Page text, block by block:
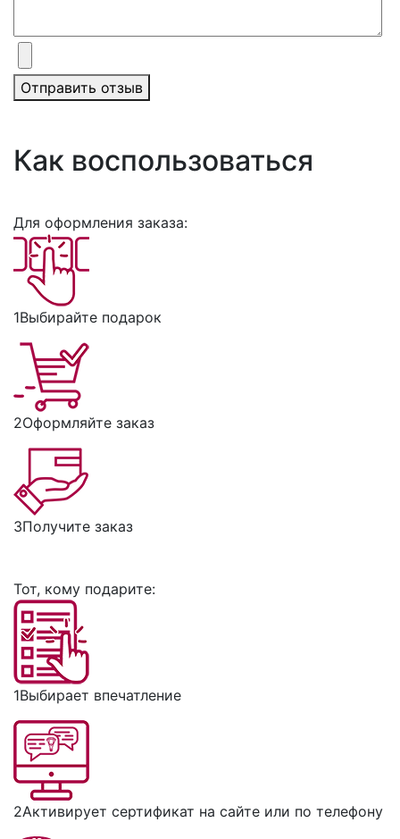
Отправить отзыв
Как воспользоваться
Для оформления заказа:
1Выбирайте подарок
2Оформляйте заказ
3Получите заказ
Тот, кому подарите:
1Выбирает впечатление
2Активирует сертификат на сайте или по телефону